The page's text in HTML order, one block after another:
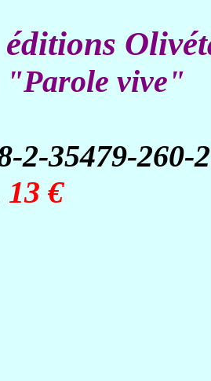
"Parole vive"
2-35479-260-2
13 €